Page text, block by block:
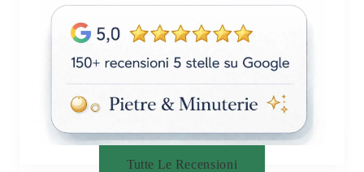
Tutte Le Recensioni